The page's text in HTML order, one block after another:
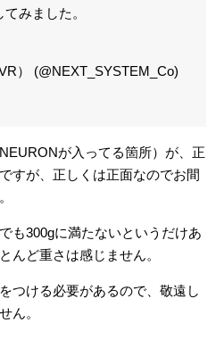
みました。
） (@NEXT_SYSTEM_Co)
が入ってる箇所）が、正
すが、正しくは正面なのでお間
も300gに満たないというだけあ
んど重さは感じません。
つける必要があるので、敬遠し
ん。